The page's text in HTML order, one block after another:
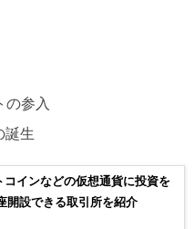
の参入
誕生
コインなどの仮想通貨に投資を
開設できる取引所を紹介